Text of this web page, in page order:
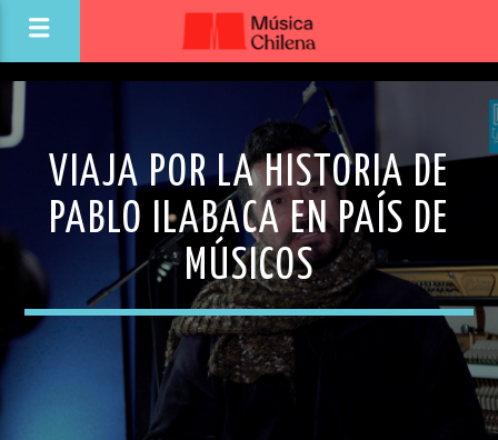
VIAJA POR LA HISTORIA DE
PABLO ILABACA EN PAÍS DE
MÚSICOS